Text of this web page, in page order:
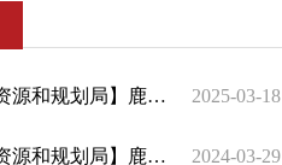
【鹿寨县自然资源和规划局】鹿寨县2025年度国有建设用地供应计划 2025-03-18
【鹿寨县自然资源和规划局】鹿寨县2024年度国有建设用地供应计划 2024-03-29